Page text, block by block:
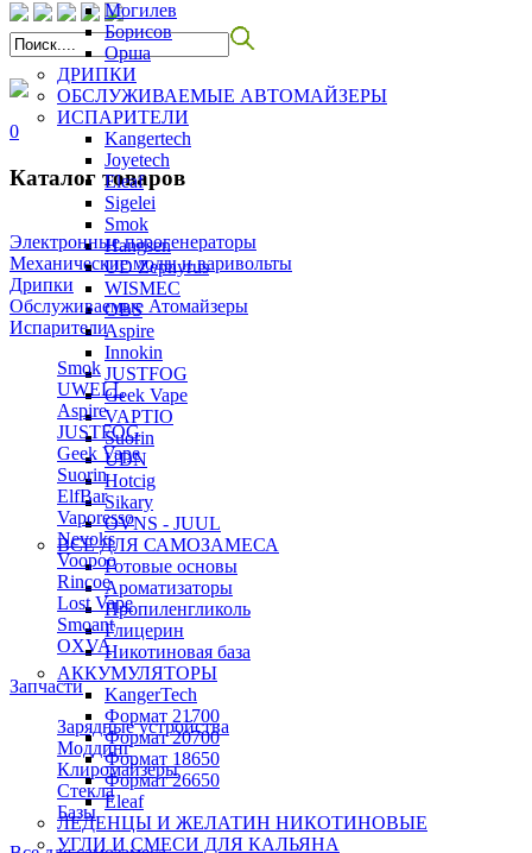
Могилев
Борисов
Орша
ДРИПКИ
ОБСЛУЖИВАЕМЫЕ АВТОМАЙЗЕРЫ
ИСПАРИТЕЛИ
Kangertech
Joyetech
Eleaf
Sigelei
Smok
Hangsen
UD Zephyrus
WISMEC
OBS
Aspire
Innokin
JUSTFOG
Geek Vape
VAPTIO
Suorin
UDN
Hotcig
Sikary
OVNS - JUUL
ВСЕ ДЛЯ САМОЗАМЕСА
Готовые основы
Ароматизаторы
Пропиленгликоль
Глицерин
Никотиновая база
АККУМУЛЯТОРЫ
KangerTech
Формат 21700
Формат 20700
Формат 18650
Формат 26650
Eleaf
ЛЕДЕНЦЫ И ЖЕЛАТИН НИКОТИНОВЫЕ
УГЛИ И СМЕСИ ДЛЯ КАЛЬЯНА
0
Каталог товаров
Электронные парогенераторы
Механические моды и варивольты
Дрипки
Обслуживаемые Атомайзеры
Испарители
Smok
UWELL
Aspire
JUSTFOG
Geek Vape
Suorin
ElfBar
Vaporesso
Nevoks
Voopoo
Rincoe
Lost Vape
Smoant
OXVA
Запчасти
Зарядные устройства
Моддинг
Клиромайзеры
Стекла
Базы